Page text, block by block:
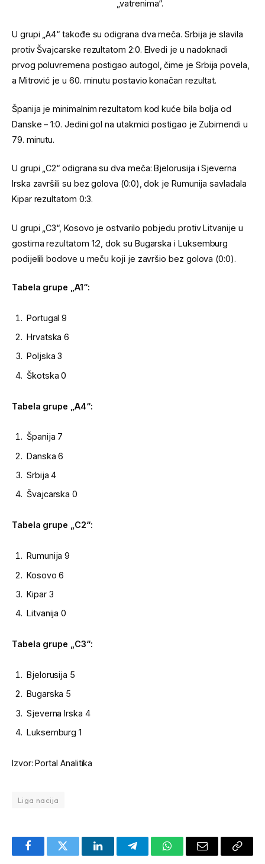
„vatrenima“.
U grupi „A4“ takođe su odigrana dva meča. Srbija je slavila
protiv Švajcarske rezultatom 2:0. Elvedi je u nadoknadi
prvog poluvremena postigao autogol, čime je Srbija povela,
a Mitrović je u 60. minutu postavio konačan rezultat.
Španija je minimalnim rezultatom kod kuće bila bolja od
Danske – 1:0. Jedini gol na utakmici postigao je Zubimendi u
79. minutu.
U grupi „C2“ odigrana su dva meča: Bjelorusija i Sjeverna
Irska završili su bez golova (0:0), dok je Rumunija savladala
Kipar rezultatom 0:3.
U grupi „C3“, Kosovo je ostvarilo pobjedu protiv Litvanije u
gostima rezultatom 1:2, dok su Bugarska i Luksemburg
podijelili bodove u meču koji je završio bez golova (0:0).
Tabela grupe „A1“:
Portugal 9
Hrvatska 6
Poljska 3
Škotska 0
Tabela grupe „A4“:
Španija 7
Danska 6
Srbija 4
Švajcarska 0
Tabela grupe „C2“:
Rumunija 9
Kosovo 6
Kipar 3
Litvanija 0
Tabela grupe „C3“:
Bjelorusija 5
Bugarska 5
Sjeverna Irska 4
Luksemburg 1
Izvor: Portal Analitika
Liga nacija
FacebookTwitter LinkedInTelegramWhatsAppEmail Copy